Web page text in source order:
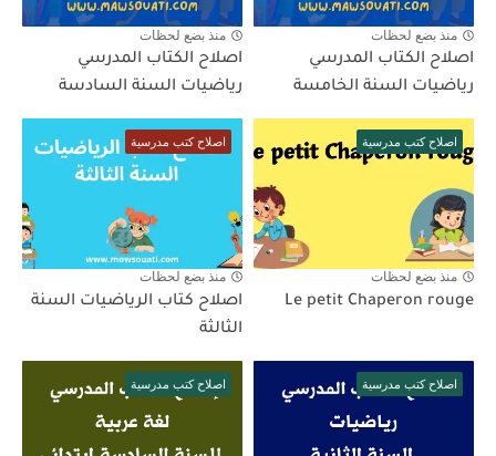
منذ بضع لحظات
اصلاح الكتاب المدرسي
رياضيات السنة الخامسة
منذ بضع لحظات
اصلاح الكتاب المدرسي
رياضيات السنة السادسة
اصلاح كتب مدرسية
منذ بضع لحظات
Le petit Chaperon rouge
اصلاح كتب مدرسية
منذ بضع لحظات
اصلاح كتاب الرياضيات السنة
الثالثة
اصلاح كتب مدرسية اصلاح كتب مدرسية